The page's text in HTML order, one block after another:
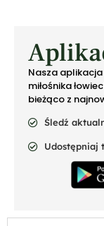
Nasza
miłośnika
bieżąco z
Śledź
Udostępniaj